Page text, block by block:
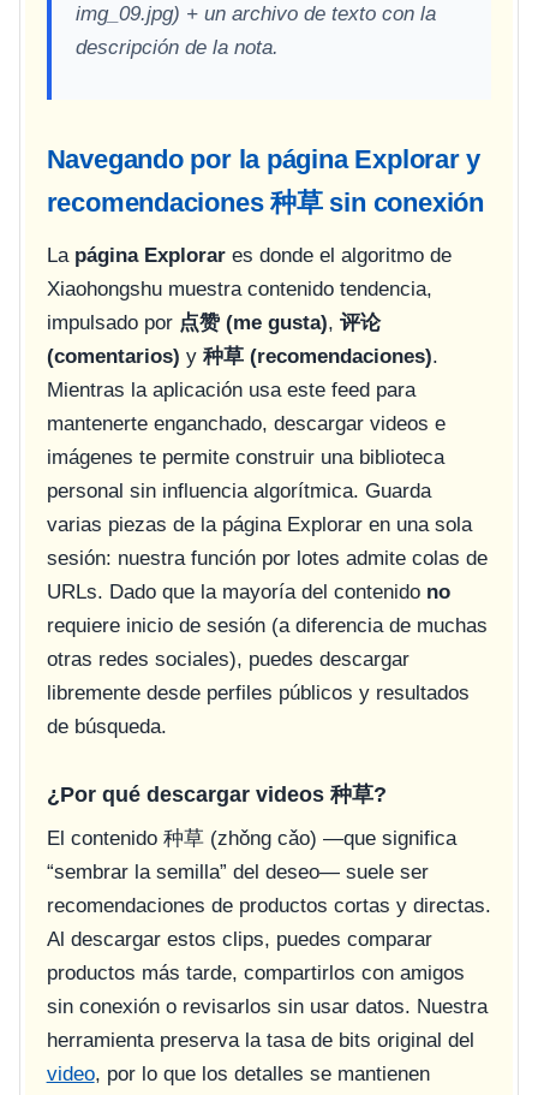
img_09.jpg) + un archivo de texto con la
descripción de la nota.
Navegando por la página Explorar y
recomendaciones 种草 sin conexión
La página Explorares donde el algoritmo de
Xiaohongshu muestra contenido tendencia,
impulsado por 点赞 (me gusta), 评论
(comentarios) y 种草 (recomendaciones).
Mientras la aplicación usa este feed para
mantenerte enganchado, descargar videos e
imágenes te permite construir una biblioteca
personal sin influencia algorítmica. Guarda
varias piezas de la página Explorar en una sola
sesión: nuestra función por lotes admite colas de
URLs. Dado que la mayoría del contenido no
requiere inicio de sesión (a diferencia de muchas
otras redes sociales), puedes descargar
libremente desde perfiles públicos y resultados
de búsqueda.
¿Por qué descargar videos 种草?
El contenido 种草 (zhǒng cǎo) —que significa
“sembrar la semilla” del deseo— suele ser
recomendaciones de productos cortas y directas.
Al descargar estos clips, puedes comparar
productos más tarde, compartirlos con amigos
sin conexión o revisarlos sin usar datos. Nuestra
herramienta preserva la tasa de bits original del
video, por lo que los detalles se mantienen